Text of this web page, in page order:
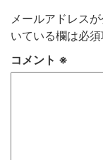
メールアドレス
いている欄は必
コメント ※